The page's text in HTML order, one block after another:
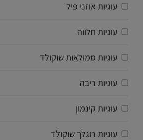
עוגיות אוזני פיל
עוגיות חלווה
עוגיות ממולאות שוקולד
עוגיות ריבה
עוגיות קינמון
עוגיות רוגלך שוקולד